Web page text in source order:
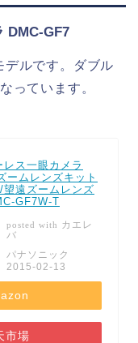
DMC-GF7
デルです。ダブル
っています。
ス一眼カメラ
ームレンズキット
遠ズームレンズ
GF7W-T
posted with カエレ
バ
パナソニック
2015-02-13
市場